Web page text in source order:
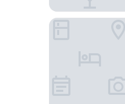
Hotell Blå Blom